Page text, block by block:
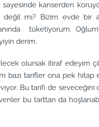
kanserden
mi? Bizim evde bir
tüketiyorum.
derim.
olursak itiraf edeyim
bazı tarifler ona pek
Bu tarifi de
bu tarttan da